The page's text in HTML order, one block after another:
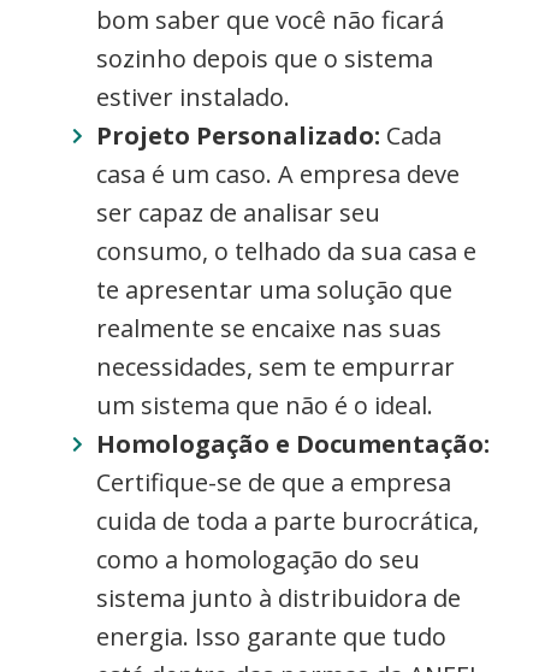
bom saber que você não ficará
sozinho depois que o sistema
estiver instalado.
Projeto Personalizado: Cada
casa é um caso. A empresa deve
ser capaz de analisar seu
consumo, o telhado da sua casa e
te apresentar uma solução que
realmente se encaixe nas suas
necessidades, sem te empurrar
um sistema que não é o ideal.
Homologação e Documentação:
Certifique-se de que a empresa
cuida de toda a parte burocrática,
como a homologação do seu
sistema junto à distribuidora de
energia. Isso garante que tudo